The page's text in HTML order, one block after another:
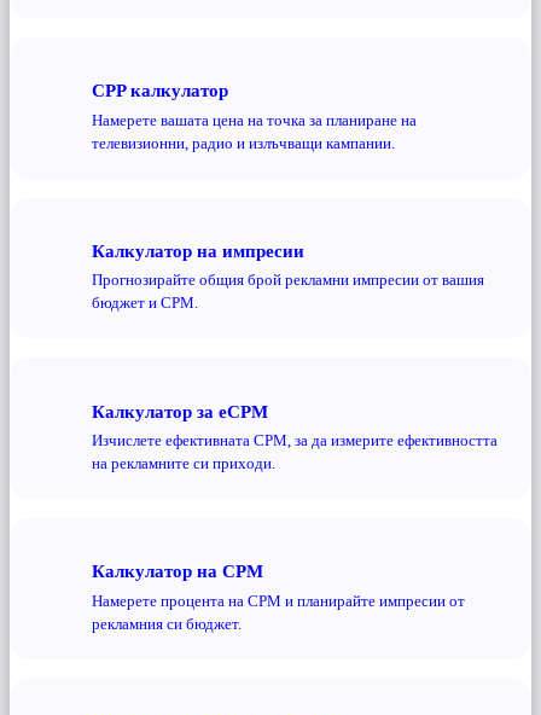
CPP калкулатор
Намерете вашата цена на точка за планиране на
телевизионни, радио и излъчващи кампании.
Калкулатор на импресии
Прогнозирайте общия брой рекламни импресии от вашия
бюджет и CPM.
Калкулатор за eCPM
Изчислете ефективната CPM, за да измерите ефективността
на рекламните си приходи.
Калкулатор на CPM
Намерете процента на CPM и планирайте импресии от
рекламния си бюджет.